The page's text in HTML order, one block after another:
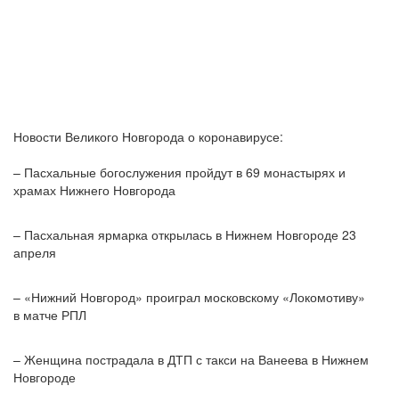
Новости Великого Новгорода о коронавирусе:
– Пасхальные богослужения пройдут в 69 монастырях и
храмах Нижнего Новгорода
– Пасхальная ярмарка открылась в Нижнем Новгороде 23
апреля
– «Нижний Новгород» проиграл московскому «Локомотиву»
в матче РПЛ
– Женщина пострадала в ДТП с такси на Ванеева в Нижнем
Новгороде